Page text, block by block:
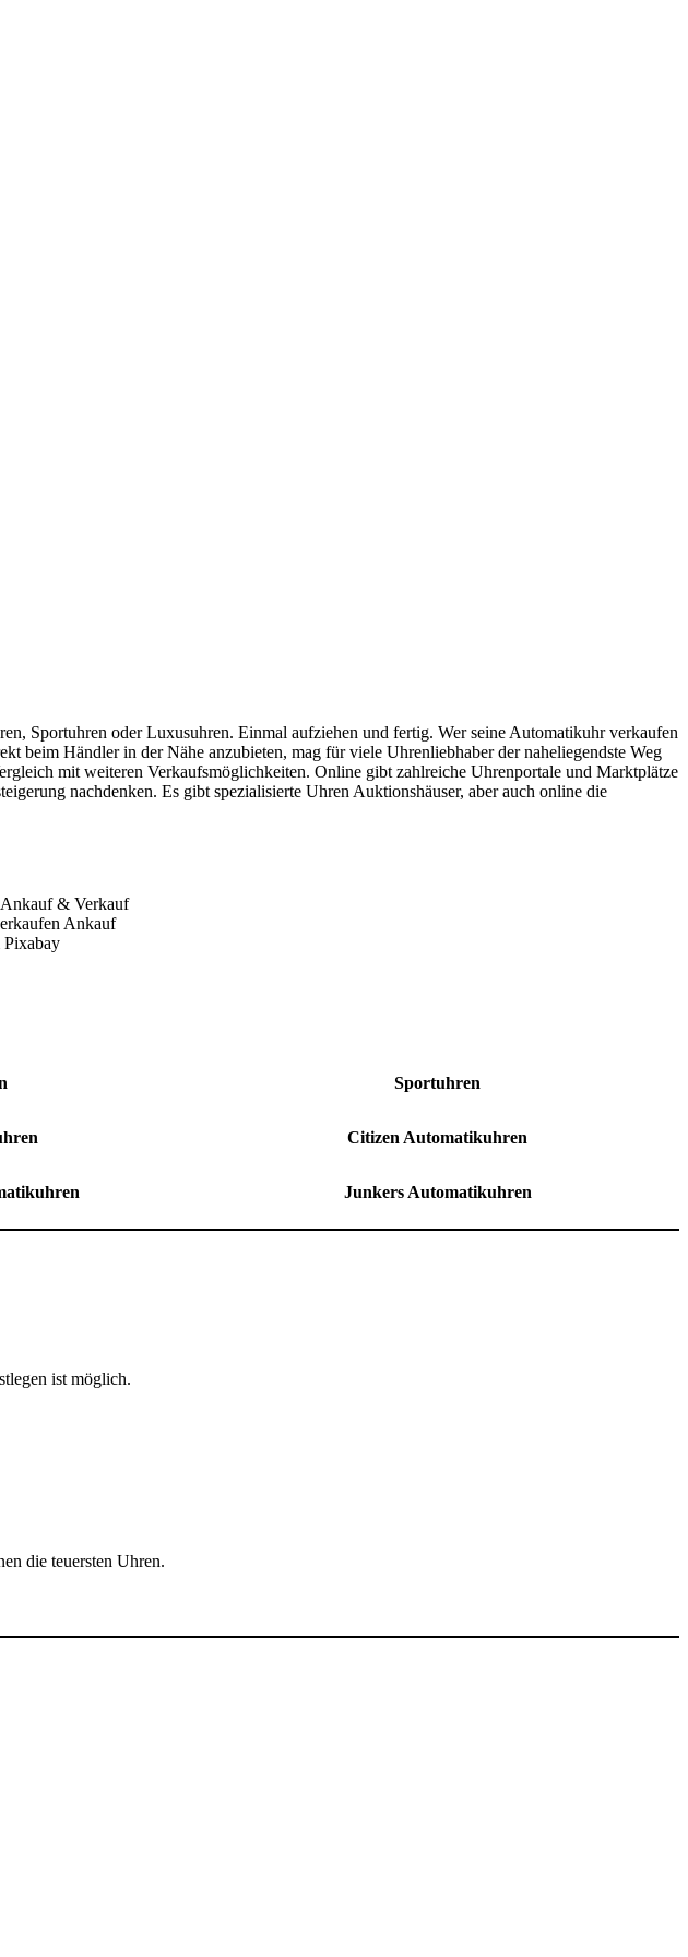
Sportuhren oder Luxusuhren. Einmal aufziehen und fertig. Wer seine Automatikuhr verkaufen
Händler in der Nähe anzubieten, mag für viele Uhrenliebhaber der naheliegendste Weg
mit weiteren Verkaufsmöglichkeiten. Online gibt zahlreiche Uhrenportale und Marktplätze
nachdenken. Es gibt spezialisierte Uhren Auktionshäuser, aber auch online die
Ankauf
Sportuhren
Citizen Automatikuhren
Junkers Automatikuhren
ist möglich.
die teuersten Uhren.